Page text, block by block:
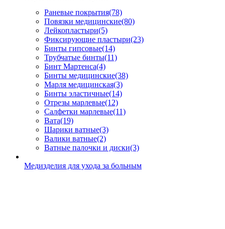
Раневые покрытия(78)
Повязки медицинские(80)
Лейкопластыри(5)
Фиксирующие пластыри(23)
Бинты гипсовые(14)
Трубчатые бинты(11)
Бинт Мартенса(4)
Бинты медицинские(38)
Марля медицинская(3)
Бинты эластичные(14)
Отрезы марлевые(12)
Салфетки марлевые(11)
Вата(19)
Шарики ватные(3)
Валики ватные(2)
Ватные палочки и диски(3)
Медизделия для ухода за больным